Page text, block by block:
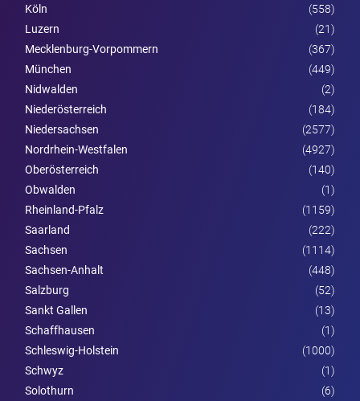
Köln
(558)
Luzern
(21)
Mecklenburg-Vorpommern
(367)
München
(449)
Nidwalden
(2)
Nieder­österreich
(184)
Niedersachsen
(2577)
Nordrhein-Westfalen
(4927)
Ober­österreich
(140)
Obwalden
(1)
Rheinland-Pfalz
(1159)
Saarland
(222)
Sachsen
(1114)
Sachsen-Anhalt
(448)
Salzburg
(52)
Sankt Gallen
(13)
Schaffhausen
(1)
Schleswig-Holstein
(1000)
Schwyz
(1)
Solothurn
(6)